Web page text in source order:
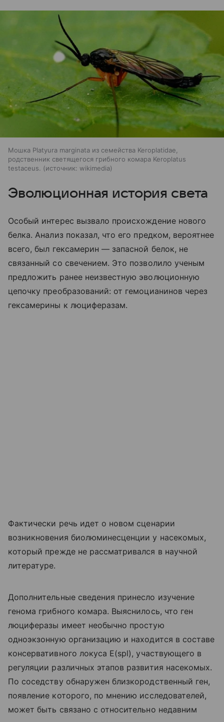
Мошка Platyura marginata из семейства Keroplatidae,
родственник светящегося грибного комара Keroplatus
testaceus.
источник: wikimedia
Эволюционная история света
Особый интерес вызвало происхождение нового
белка. Анализ показал, что его предком, вероятнее
всего, был гексамерин — запасной белок, не
связанный со свечением. Это позволило ученым
предложить ранее неизвестную эволюционную
цепочку преобразований: от гемоцианинов через
гексамерины к люциферазам.
Фактически речь идет о новом сценарии
возникновения биолюминесценции у насекомых,
который прежде не рассматривался в научной
литературе.
Дополнительные сведения принесло изучение
генома грибного комара. Выяснилось, что ген
люциферазы имеет необычно простую
одноэкзонную организацию и находится в составе
консервативного локуса E(spl), участвующего в
регуляции различных этапов развития насекомых.
По соседству обнаружен близкородственный ген,
появление которого, по мнению исследователей,
может быть связано с относительно недавним